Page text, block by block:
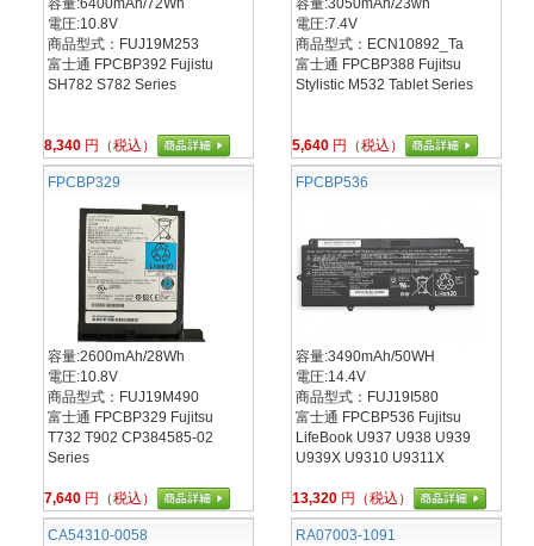
容量:6400mAh/72Wh
電圧:10.8V
商品型式：FUJ19M253
富士通 FPCBP392 Fujistu
SH782 S782 Series
8,340 円（税込）
容量:3050mAh/23wh
電圧:7.4V
商品型式：ECN10892_Ta
富士通 FPCBP388 Fujitsu
Stylistic M532 Tablet Series
5,640 円（税込）
FPCBP329
容量:2600mAh/28Wh
電圧:10.8V
商品型式：FUJ19M490
富士通 FPCBP329 Fujitsu
T732 T902 CP384585-02
Series
7,640 円（税込）
FPCBP536
容量:3490mAh/50WH
電圧:14.4V
商品型式：FUJ19I580
富士通 FPCBP536 Fujitsu
LifeBook U937 U938 U939
U939X U9310 U9311X
13,320 円（税込）
CA54310-0058 RA07003-1091